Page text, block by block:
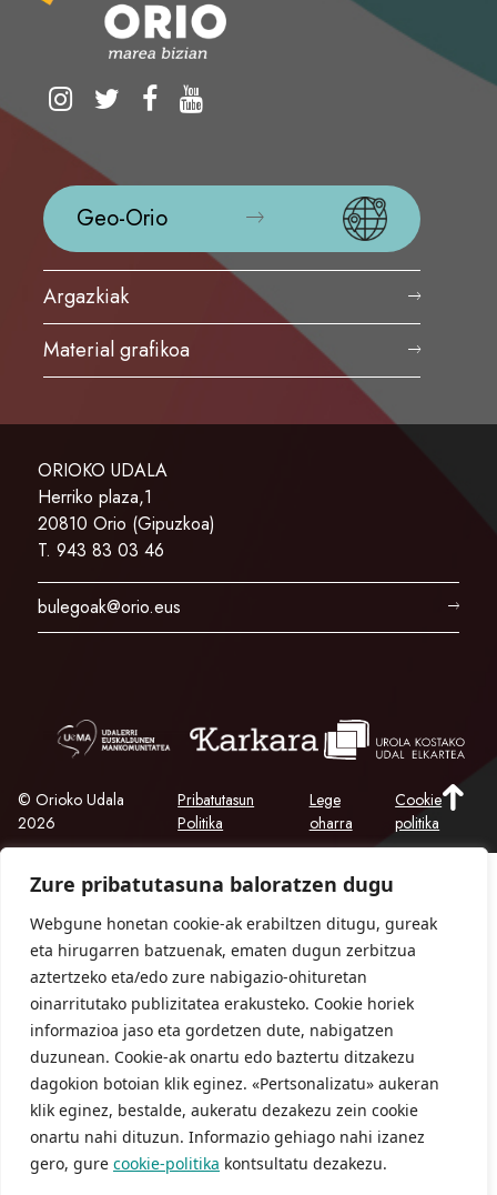
Zure pribatutasuna baloratzen dugu
Webgune honetan cookie-ak erabiltzen ditugu, gureak
eta hirugarren batzuenak, ematen dugun zerbitzua
aztertzeko eta/edo zure nabigazio-ohituretan
oinarritutako publizitatea erakusteko. Cookie horiek
informazioa jaso eta gordetzen dute, nabigatzen
duzunean. Cookie-ak onartu edo baztertu ditzakezu
dagokion botoian klik eginez. «Pertsonalizatu» aukeran
klik eginez, bestalde, aukeratu dezakezu zein cookie
onartu nahi dituzun. Informazio gehiago nahi izanez
gero, gure cookie-politika kontsultatu dezakezu.
Geo-Orio
Argazkiak
Material grafikoa
ORIOKO UDALA
Herriko plaza,1
20810 Orio (Gipuzkoa)
T. 943 83 03 46
bulegoak@orio.eus
Pribatutasun
Politika
Lege
oharra
Cookie
politika
© Orioko Udala
2026